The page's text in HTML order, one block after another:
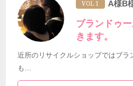
VOL 1 A様B
ブランドゥ
きます。
近所のリサイクルショップではブラ
も…